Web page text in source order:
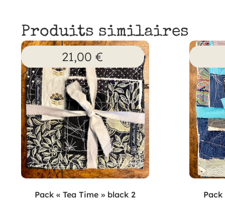
Produits similaires
21,00€
Pack « Tea Time » black 2 Pack